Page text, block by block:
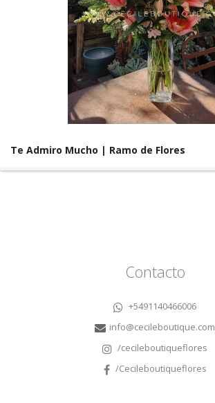
Te Admiro Mucho | Ramo de Flores
Contacto
+5491140466006
info@cecileboutique.com
/cecileboutiqueflores
/Cecileboutiqueflores